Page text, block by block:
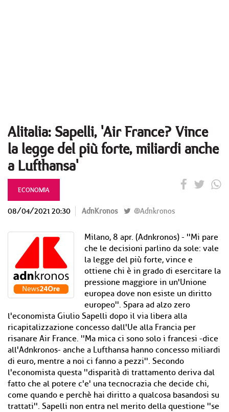
Alitalia: Sapelli, 'Air France? Vince
la legge del più forte, miliardi anche
a Lufthansa'
ECONOMIA
08/04/2021 20:30 AdnKronos @Adnkronos
Milano, 8 apr. (Adnkronos) - ''Mi pare
che le decisioni parlino da sole: vale
la legge del più forte, vince e
ottiene chi è in grado di esercitare la
pressione maggiore in un'Unione
europea dove non esiste un diritto
europeo''. Spara ad alzo zero
l'economista Giulio Sapelli dopo il via libera alla
ricapitalizzazione concesso dall'Ue alla Francia per
risanare Air France. ''Ma mica ci sono solo i francesi -dice
all'Adnkronos- anche a Lufthansa hanno concesso miliardi
di euro, mentre a noi ci fanno a pezzi''. Secondo
l'economista questa ''disparità di trattamento deriva dal
fatto che al potere c'e' una tecnocrazia che decide chi,
come quando e perchè hai diritto a qualcosa basandosi su
trattati''. Sapelli non entra nel merito della questione ''se